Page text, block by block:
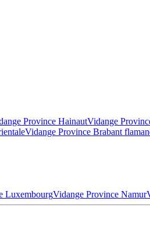
Province HainautVidange
Vidange Province Brabant
LuxembourgVidange Province Namur